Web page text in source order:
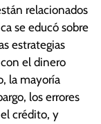
relacionados
se educó sobre
estrategias
el dinero
la mayoría
los errores
crédito, y